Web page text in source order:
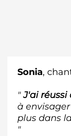
Sonia,
"J'ai réussi
à
plus dans
"